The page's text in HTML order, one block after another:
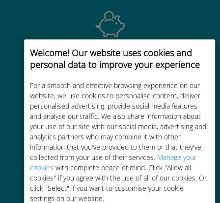
Welcome! Our website uses cookies and
personal data to improve your experience
For a smooth and effective browsing experience on our
website, we use cookies to personalise content, deliver
personalised advertising, provide social media features
and analyse our traffic. We also share information about
your use of our site with our social media, advertising and
analytics partners who may combine it with other
information that you've provided to them or that they've
collected from your use of their services. Manage your
cookies with complete peace of mind. Click "Allow all
cookies" if you agree with the use of all of our cookies. Or
click "Select" if you want to customise your cookie
settings on our website.
经济实惠
比现有运营商的漫游费便宜高达90%
轻松充值
通过Ubigi应用随时随地通话，即使
没有Wi-Fi或剩余流量也能畅聊